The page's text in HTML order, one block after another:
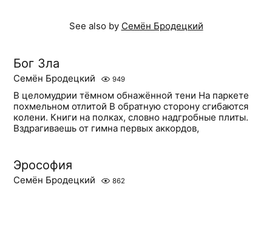
See also by Семён Бродецкий
Бог Зла
Семён Бродецкий 949
В целомудрии тёмном обнажённой тени На паркете
похмельном отлитой В обратную сторону сгибаются
колени. Книги на полках, словно надгробные плиты.
Вздрагиваешь от гимна первых аккордов,
Эрософия
Семён Бродецкий 862